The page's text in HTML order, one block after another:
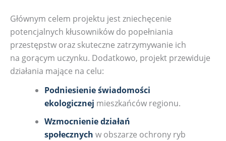
Głównym celem projektu jest zniechęcenie
potencjalnych kłusowników do popełniania
przestępstw oraz skuteczne zatrzymywanie ich
na gorącym uczynku. Dodatkowo, projekt przewiduje
działania mające na celu:
Podniesienie świadomości
ekologicznej mieszkańców regionu.
Wzmocnienie działań
społecznych w obszarze ochrony ryb